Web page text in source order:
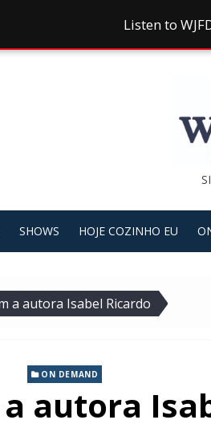
Listen to
SHOWS HOJE COZINHO EU
a autora Isabel Ricardo
ON DEMAND
autora